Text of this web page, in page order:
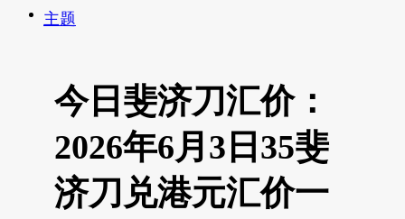
主题
今日斐济刀汇价：
2026年6月3日35斐
济刀兑港元汇价一